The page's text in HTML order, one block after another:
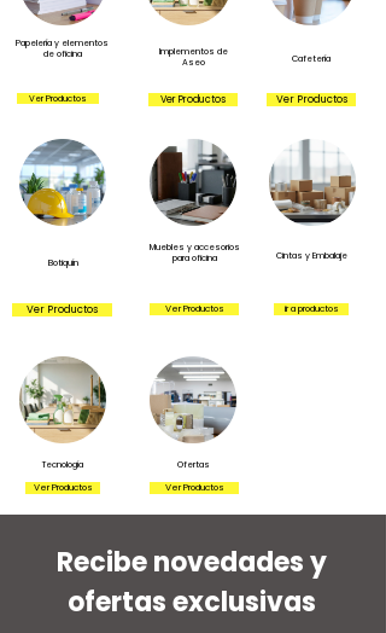
Papelería y elementos
de oficina
Ver Productos
Botiquín
Ver Productos
Tecnología
Ver Productos
Implementos de
Aseo
Ver Productos
Muebles y accesorios
para oficina
Cafetería
Ver Productos
Cintas y Embalaje
Ver Productos ir a productos
Ofertas
Ver Productos
Recibe novedades y
ofertas exclusivas